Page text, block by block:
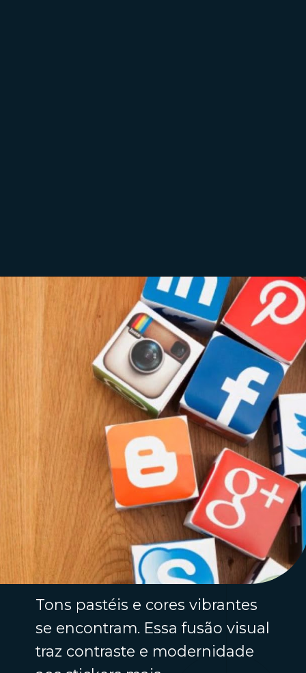
https://fabricadestickers.com.br/as-melhores-figurinhas-digitais/
Tons pastéis e cores vibrantes
se encontram. Essa fusão visual
traz contraste e modernidade